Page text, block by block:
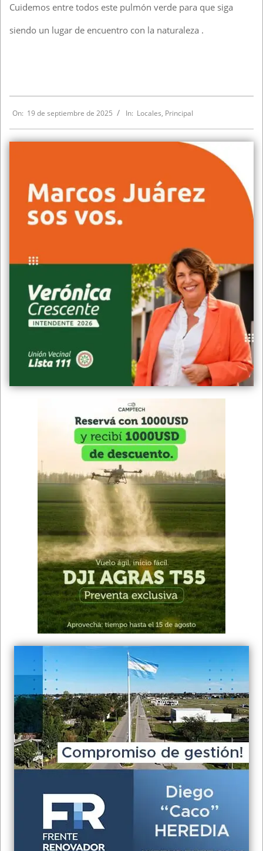
Cuidemos entre todos este pulmón verde para que siga
siendo un lugar de encuentro con la naturaleza .
On: 19 de septiembre de 2025 In: Locales, Principal